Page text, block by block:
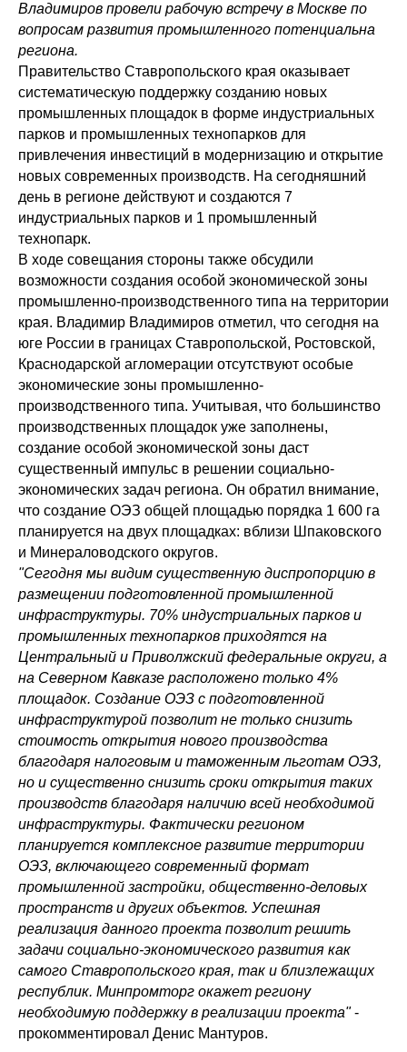
Владимиров провели рабочую встречу в Москве по
вопросам развития промышленного потенциальна
региона.
Правительство Ставропольского края оказывает
систематическую поддержку созданию новых
промышленных площадок в форме индустриальных
парков и промышленных технопарков для
привлечения инвестиций в модернизацию и открытие
новых современных производств. На сегодняшний
день в регионе действуют и создаются 7
индустриальных парков и 1 промышленный
технопарк.
В ходе совещания стороны также обсудили
возможности создания особой экономической зоны
промышленно-производственного типа на территории
края. Владимир Владимиров отметил, что сегодня на
юге России в границах Ставропольской, Ростовской,
Краснодарской агломерации отсутствуют особые
экономические зоны промышленно-
производственного типа. Учитывая, что большинство
производственных площадок уже заполнены,
создание особой экономической зоны даст
существенный импульс в решении социально-
экономических задач региона. Он обратил внимание,
что создание ОЭЗ общей площадью порядка 1 600 га
планируется на двух площадках: вблизи Шпаковского
и Минераловодского округов.
"Сегодня мы видим существенную диспропорцию в
размещении подготовленной промышленной
инфраструктуры. 70% индустриальных парков и
промышленных технопарков приходятся на
Центральный и Приволжский федеральные округи, а
на Северном Кавказе расположено только 4%
площадок. Создание ОЭЗ с подготовленной
инфраструктурой позволит не только снизить
стоимость открытия нового производства
благодаря налоговым и таможенным льготам ОЭЗ,
но и существенно снизить сроки открытия таких
производств благодаря наличию всей необходимой
инфраструктуры. Фактически регионом
планируется комплексное развитие территории
ОЭЗ, включающего современный формат
промышленной застройки, общественно-деловых
пространств и других объектов. Успешная
реализация данного проекта позволит решить
задачи социально-экономического развития как
самого Ставропольского края, так и близлежащих
республик. Минпромторг окажет региону
необходимую поддержку в реализации проекта"-
прокомментировал Денис Мантуров.